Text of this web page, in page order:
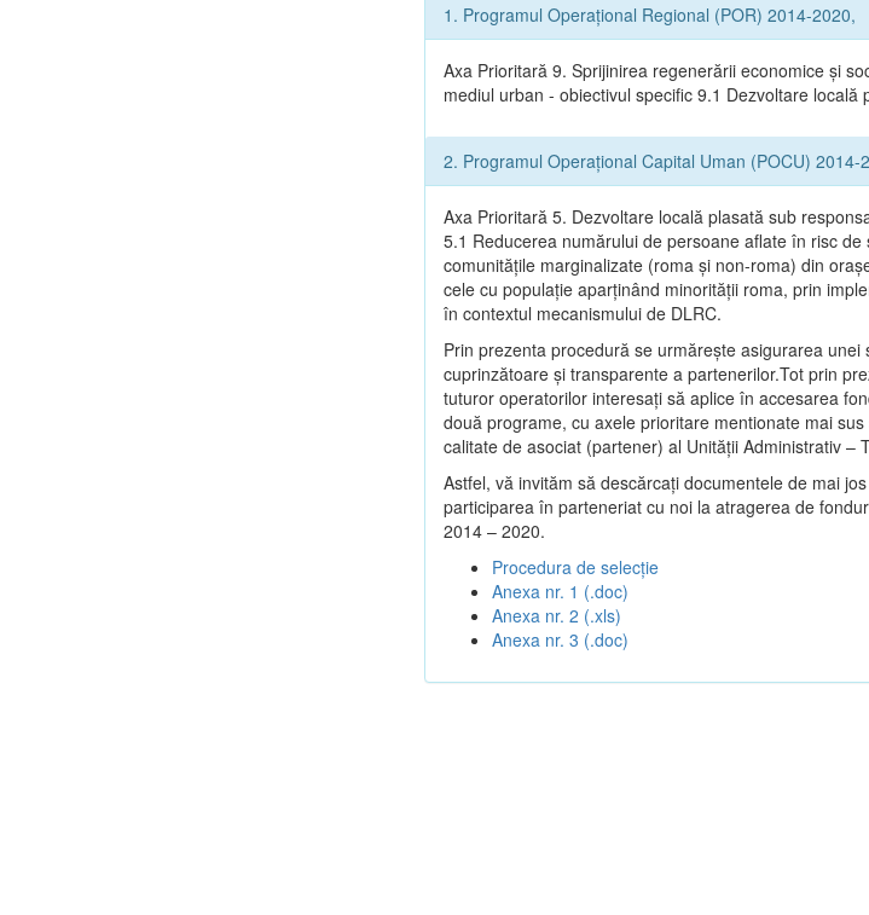
1. Programul Operațional Regional (POR) 2014-2020,
Axa Prioritară 9. Sprijinirea regenerării economice și
mediul urban - obiectivul specific 9.1 Dezvoltare
2. Programul Operațional Capital Uman (POCU) 2014-
Axa Prioritară 5. Dezvoltare locală plasată sub
5.1 Reducerea numărului de persoane aflate în risc de
comunitățile marginalizate (roma şi non-roma) din
cele cu populație aparținând minorității roma, prin
în contextul mecanismului de DLRC.
Prin prezenta procedură se urmăreşte asigurarea unei
cuprinzătoare şi transparente a partenerilor.Tot prin
tuturor operatorilor interesaţi să aplice în accesarea
două programe, cu axele prioritare mentionate mai
calitate de asociat (partener) al Unității Administrativ –
Astfel, vă invităm să descărcați documentele de mai
participarea în parteneriat cu noi la atragerea de
2014 – 2020.
Procedura de selecție
Anexa nr. 1 (.doc)
Anexa nr. 2 (.xls)
Anexa nr. 3 (.doc)